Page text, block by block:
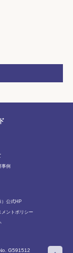
例
）公式HP
メントポリシー
G591512